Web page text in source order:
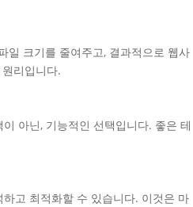
일 크기를 줄여주고, 결과적으로 웹사
리입니다.
아닌, 기능적인 선택입니다. 좋은 테
고 최적화할 수 있습니다. 이것은 마